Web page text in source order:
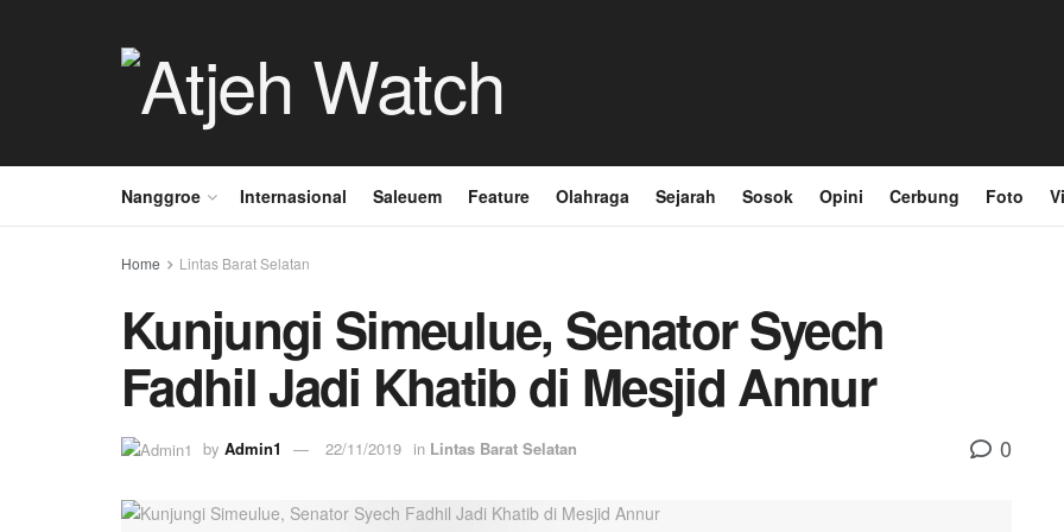
Nanggroe Internasional Saleuem Feature Olahraga Sejarah Sosok Opini Cerbung Foto
Home Lintas Barat Selatan
Kunjungi Simeulue, Senator Syech
Fadhil Jadi Khatib di Mesjid Annur
by Admin1 22/11/2019 in Lintas Barat Selatan 0